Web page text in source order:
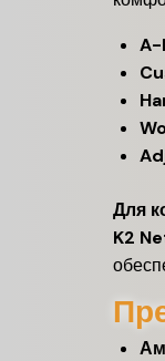
A-
Для
K2